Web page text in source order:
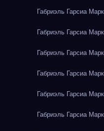
Габриэль Гарсиа
Габриэль Гарсиа
Габриэль Гарсиа
Габриэль Гарсиа
Габриэль Гарсиа
Габриэль Гарсиа